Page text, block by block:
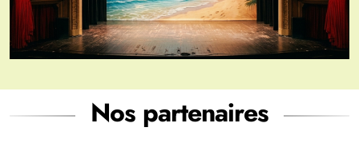
Nos partenaires